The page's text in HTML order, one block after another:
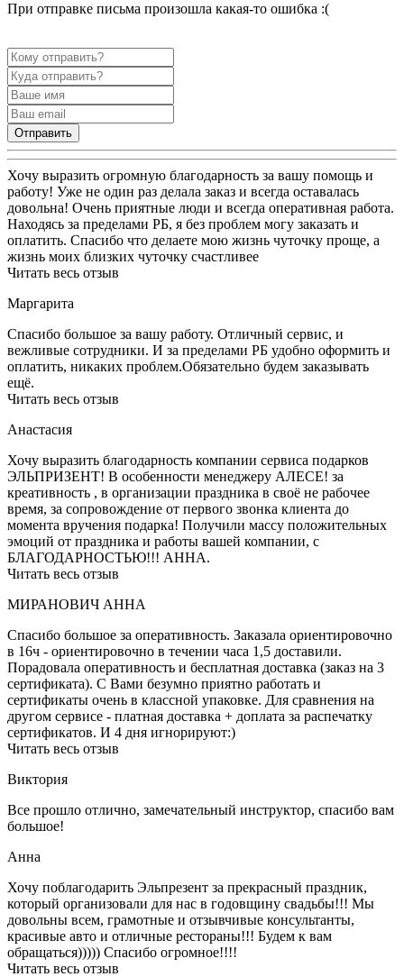
При отправке письма произошла какая-то ошибка :(
Отправить
Хочу выразить огромную благодарность за вашу помощь и
работу! Уже не один раз делала заказ и всегда оставалась
довольна! Очень приятные люди и всегда оперативная работа.
Находясь за пределами РБ, я без проблем могу заказать и
оплатить. Спасибо что делаете мою жизнь чуточку проще, а
жизнь моих близких чуточку счастливее
Читать весь отзыв
Маргарита
Спасибо большое за вашу работу. Отличный сервис, и
вежливые сотрудники. И за пределами РБ удобно оформить и
оплатить, никаких проблем.Обязательно будем заказывать
ещё.
Читать весь отзыв
Анастасия
Хочу выразить благодарность компании сервиса подарков
ЭЛЬПРИЗЕНТ! В особенности менеджеру АЛЕСЕ! за
креативность , в организации праздника в своё не рабочее
время, за сопровождение от первого звонка клиента до
момента вручения подарка! Получили массу положительных
эмоций от праздника и работы вашей компании, с
БЛАГОДАРНОСТЬЮ!!! АННА.
Читать весь отзыв
МИРАНОВИЧ АННА
Спасибо большое за оперативность. Заказала ориентировочно
в 16ч - ориентировочно в течении часа 1,5 доставили.
Порадовала оперативность и бесплатная доставка (заказ на 3
сертификата). С Вами безумно приятно работать и
сертификаты очень в классной упаковке. Для сравнения на
другом сервисе - платная доставка + доплата за распечатку
сертификатов. И 4 дня игнорируют:)
Читать весь отзыв
Виктория
Все прошло отлично, замечательный инструктор, спасибо вам
большое!
Анна
Хочу поблагодарить Эльпрезент за прекрасный праздник,
который организовали для нас в годовщину свадьбы!!! Мы
довольны всем, грамотные и отзывчивые консультанты,
красивые авто и отличные рестораны!!! Будем к вам
обращаться))))) Спасибо огромное!!!!
Читать весь отзыв